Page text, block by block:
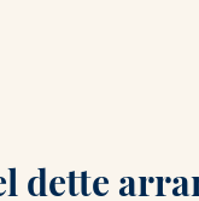
dette